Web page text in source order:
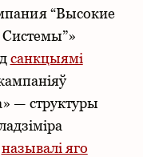
“Высокие
Системы”»
санкцыямі
— структуры
называлі яго